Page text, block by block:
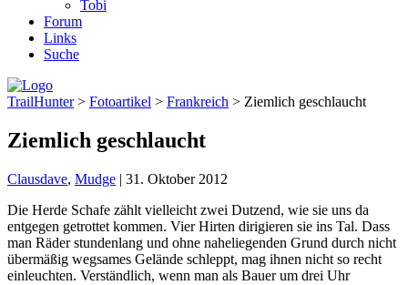
Tobi
Forum
Links
Suche
TrailHunter> Fotoartikel > Frankreich > Ziemlich geschlaucht
Ziemlich geschlaucht
Clausdave, Mudge | 31. Oktober 2012
Die Herde Schafe zählt vielleicht zwei Dutzend, wie sie uns da
entgegen getrottet kommen. Vier Hirten dirigieren sie ins Tal. Dass
man Räder stundenlang und ohne naheliegenden Grund durch nicht
übermäßig wegsames Gelände schleppt, mag ihnen nicht so recht
einleuchten. Verständlich, wenn man als Bauer um drei Uhr